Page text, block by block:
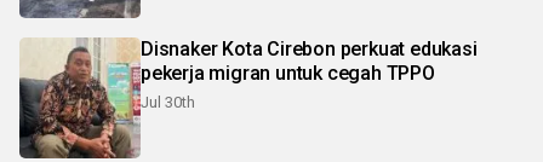
Disnaker Kota Cirebon perkuat edukasi
pekerja migran untuk cegah TPPO
Jul 30th